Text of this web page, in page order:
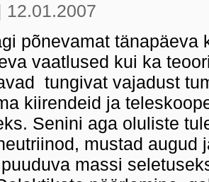
12.01.2007
põnevamat tänapäeva
vaatlused kui ka
tungivat vajadust
kiirendeid ja
Senini aga oluliste
mustad augud
massi